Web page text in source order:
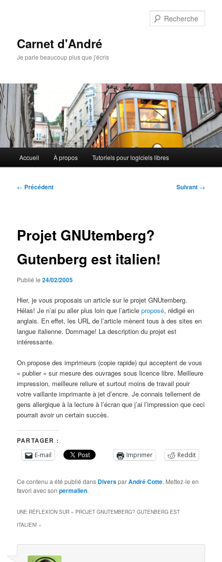
Carnet d'André
Je parle beaucoup plus que j'écris
principal
Accueil À propos Tutoriels pour logiciels libres
Navigation
← Précédent Suivant →
Projet GNUtemberg?
Gutenberg est italien!
Publié le24/02/2005
Hier, je vous proposais un article sur le projet GNUtemberg.
Hélas! Je n’ai pu aller plus loin que l’articleproposé, rédigé en
anglais. En effet, les URL de l’article mènent tous à des sites en
langue italienne. Dommage! La description du projet est
intéressante.
On propose des imprimeurs (copie rapide) qui acceptent de vous
« publier » sur mesure des ouvrages sous licence libre. Meilleure
impression, meilleure reliure et surtout moins de travail pouir
votre vaillante imprimante à jet d’encre. Je connais tellement de
gens allergique à la lecture à l’écran que j’ai l’impression que ceci
pourrait avoir un certain succès.
PARTAGER :
E-mail Imprimer Reddit
Ce contenu a été publié dans DiversparAndré Cotte. Mettez-le en
favori avec sonpermalien.
UNE RÉFLEXION SUR « PROJET GNUTEMBERG? GUTENBERG EST
ITALIEN! »